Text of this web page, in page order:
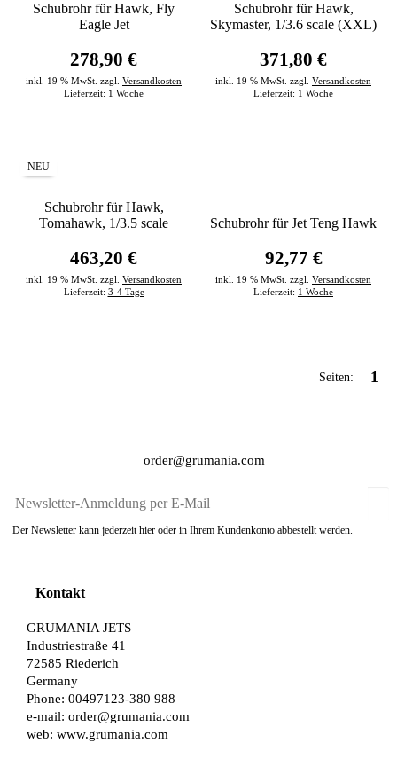
Schubrohr für Hawk, Fly
Eagle Jet
278,90 €
inkl. 19 % MwSt. zzgl. Versandkosten
Lieferzeit: 1 Woche
Schubrohr für Hawk,
Skymaster, 1/3.6 scale (XXL)
371,80 €
inkl. 19 % MwSt. zzgl. Versandkosten
Lieferzeit: 1 Woche
NEU
Schubrohr für Hawk,
Tomahawk, 1/3.5 scale
463,20 €
inkl. 19 % MwSt. zzgl. Versandkosten
Lieferzeit: 3-4 Tage
Schubrohr für Jet Teng Hawk
92,77 €
inkl. 19 % MwSt. zzgl. Versandkosten
Lieferzeit: 1 Woche
Seiten: 1
order@grumania.com
Der Newsletter kann jederzeit hier oder in Ihrem Kundenkonto abbestellt werden.
Kontakt
GRUMANIA JETS
Industriestraße 41
72585 Riederich
Germany
Phone: 00497123-380 988
e-mail: order@grumania.com
web: www.grumania.com